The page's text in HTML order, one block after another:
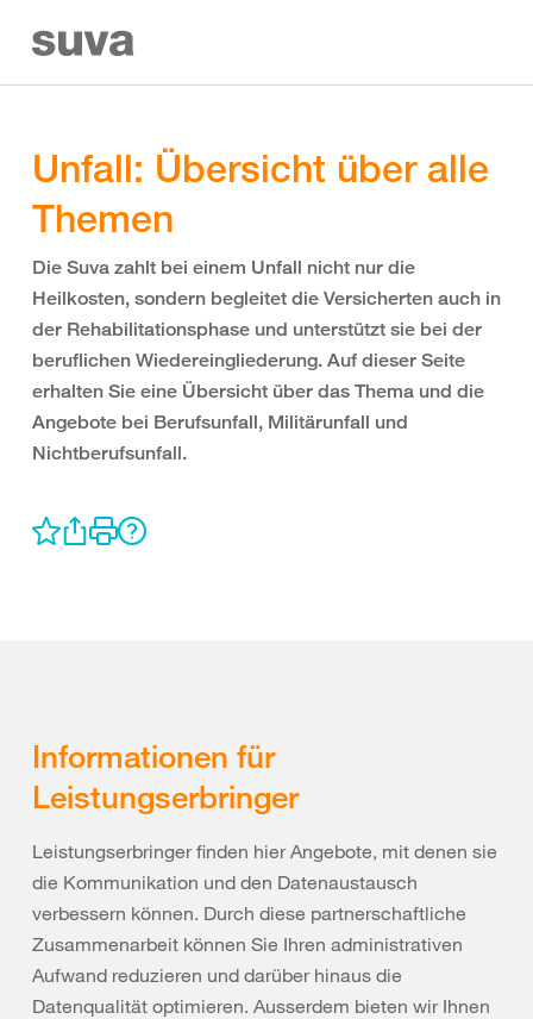
Unfall: Übersicht über alle
Themen
Die Suva zahlt bei einem Unfall nicht nur die
Heilkosten, sondern begleitet die Versicherten auch in
der Rehabilitationsphase und unterstützt sie bei der
beruflichen Wiedereingliederung. Auf dieser Seite
erhalten Sie eine Übersicht über das Thema und die
Angebote bei Berufsunfall, Militärunfall und
Nichtberufsunfall.
Informationen für
Leistungserbringer
Leistungserbringer finden hier Angebote, mit denen sie
die Kommunikation und den Datenaustausch
verbessern können. Durch diese partnerschaftliche
Zusammenarbeit können Sie Ihren administrativen
Aufwand reduzieren und darüber hinaus die
Datenqualität optimieren. Ausserdem bieten wir Ihnen